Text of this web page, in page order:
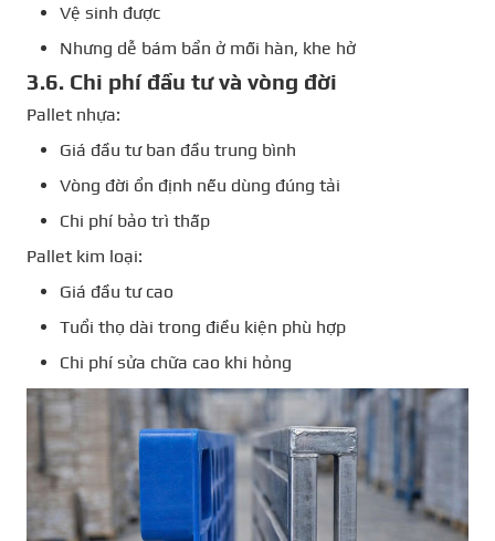
Vệ sinh được
Nhưng dễ bám bẩn ở mối hàn, khe hở
3.6. Chi phí đầu tư và vòng đời
Pallet nhựa:
Giá đầu tư ban đầu trung bình
Vòng đời ổn định nếu dùng đúng tải
Chi phí bảo trì thấp
Pallet kim loại:
Giá đầu tư cao
Tuổi thọ dài trong điều kiện phù hợp
Chi phí sửa chữa cao khi hỏng